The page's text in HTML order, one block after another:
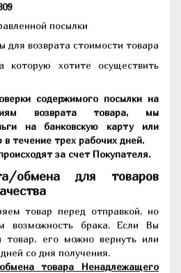
посылки
для возврата стоимости товара
которую хотите осуществить
содержимого посылки на
возврата товара, мы
на банковскую карту или
течение трех рабочих дней.
за счет Покупателя.
обмена для товаров
товар перед отправкой, но
возможность брака. Если Вы
товар, его можно вернуть или
со дня получения.
товара Ненадлежащего